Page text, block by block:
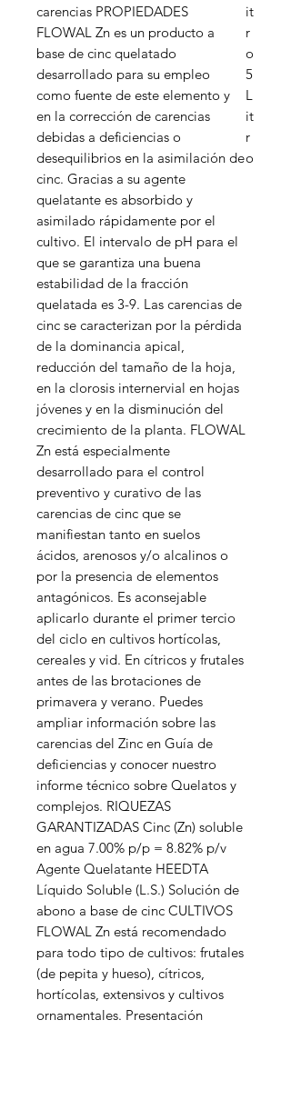
carencias PROPIEDADES
FLOWAL Zn es un producto a
base de cinc quelatado
desarrollado para su empleo
como fuente de este elemento y
en la corrección de carencias
debidas a deficiencias o
desequilibrios en la asimilación de
cinc. Gracias a su agente
quelatante es absorbido y
asimilado rápidamente por el
cultivo. El intervalo de pH para el
que se garantiza una buena
estabilidad de la fracción
quelatada es 3-9. Las carencias de
cinc se caracterizan por la pérdida
de la dominancia apical,
reducción del tamaño de la hoja,
en la clorosis internervial en hojas
jóvenes y en la disminución del
crecimiento de la planta. FLOWAL
Zn está especialmente
desarrollado para el control
preventivo y curativo de las
carencias de cinc que se
manifiestan tanto en suelos
ácidos, arenosos y/o alcalinos o
por la presencia de elementos
antagónicos. Es aconsejable
aplicarlo durante el primer tercio
del ciclo en cultivos hortícolas,
cereales y vid. En cítricos y frutales
antes de las brotaciones de
primavera y verano. Puedes
ampliar información sobre las
carencias del Zinc en Guía de
deficiencias y conocer nuestro
informe técnico sobre Quelatos y
complejos. RIQUEZAS
GARANTIZADAS Cinc (Zn) soluble
en agua 7.00% p/p = 8.82% p/v
Agente Quelatante HEEDTA
Líquido Soluble (L.S.) Solución de
abono a base de cinc CULTIVOS
FLOWAL Zn está recomendado
para todo tipo de cultivos: frutales
(de pepita y hueso), cítricos,
hortícolas, extensivos y cultivos
ornamentales. Presentación
it
r
o
5
L
it
r
o